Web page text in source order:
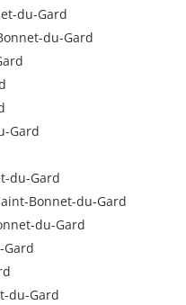
du-Gard
du-Gard
Gard
du-Gard
Bonnet-du-Gard
du-Gard
du-Gard